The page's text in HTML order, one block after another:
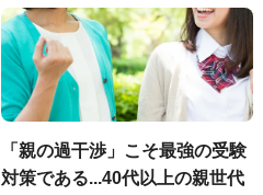
「親の過干渉」こそ最強の受験
対策である...40代以上の親世代